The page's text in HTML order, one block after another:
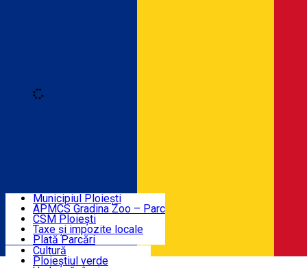
Agenda evenimentelor
Știri Primărie
Turist în Ploiești
Contact
Municipiul Ploiești
APMCS Gradina Zoo – Parc
CSM Ploiești
Taxe și impozite locale
Plată Parcări
Cultură
Ploieștiul verde